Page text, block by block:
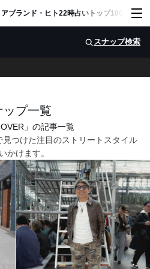
アブランド・ヒト22時占い トップ100 スナッ
スナップ検索
ップ一覧
」の記事一覧
つけた注目のストリートスタイル
かけます。